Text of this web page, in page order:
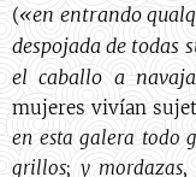
(«en entrando
despojada de todas
el caballo a
mujeres vivían
en esta galera todo
grillos; y mordazas,